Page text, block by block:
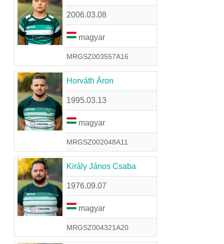
2006.03.08
magyar
MRGSZ003557A16
Horváth Áron
1995.03.13
magyar
MRGSZ002048A11
Király János Csaba
1976.09.07
magyar
MRGSZ004321A20